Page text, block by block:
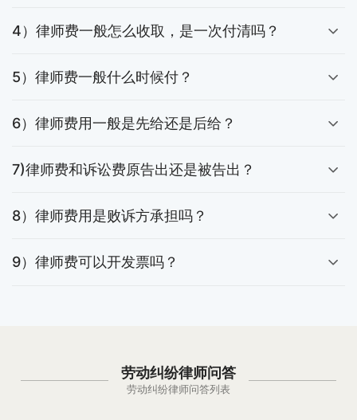
4）律师费一般怎么收取，是一次付清吗？
5）律师费一般什么时候付？
6）律师费用一般是先给还是后给？
7)律师费和诉讼费原告出还是被告出？
8）律师费用是败诉方承担吗？
9）律师费可以开发票吗？
劳动纠纷律师问答
劳动纠纷律师问答列表